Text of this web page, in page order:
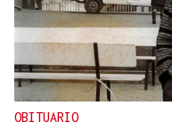
OBITUARIO